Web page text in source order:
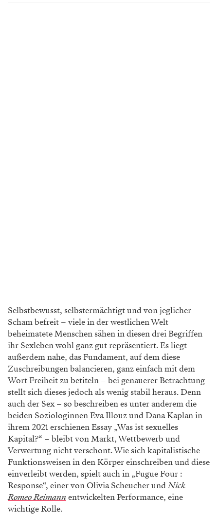
Selbstbewusst, selbstermächtigt und von jeglicher
Scham befreit – viele in der westlichen Welt
beheimatete Menschen sähen in diesen drei Begriffen
ihr Sexleben wohl ganz gut repräsentiert. Es liegt
außerdem nahe, das Fundament, auf dem diese
Zuschreibungen balancieren, ganz einfach mit dem
Wort Freiheit zu betiteln – bei genauerer Betrachtung
stellt sich dieses jedoch als wenig stabil heraus. Denn
auch der Sex – so beschreiben es unter anderem die
beiden Soziologinnen Eva Illouz und Dana Kaplan in
ihrem 2021 erschienen Essay „Was ist sexuelles
Kapital?“ – bleibt von Markt, Wettbewerb und
Verwertung nicht verschont. Wie sich kapitalistische
Funktionsweisen in den Körper einschreiben und diese
einverleibt werden, spielt auch in „Fugue Four :
Response“, einer von Olivia Scheucher undNick
Romeo Reimannentwickelten Performance, eine
wichtige Rolle.